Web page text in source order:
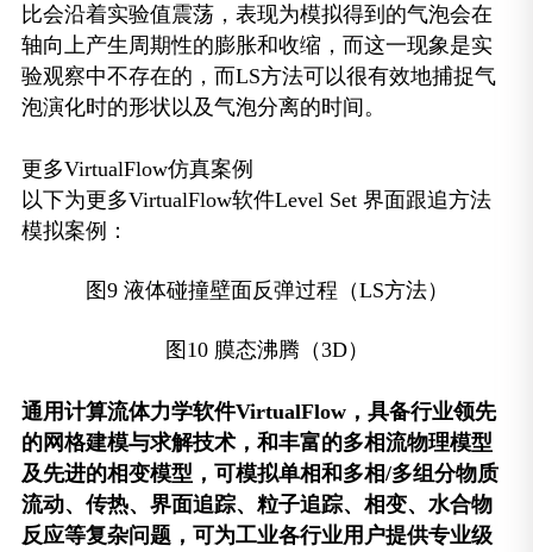
比会沿着实验值震荡，表现为模拟得到的气泡会在
轴向上产生周期性的膨胀和收缩，而这一现象是实
验观察中不存在的，而LS方法可以很有效地捕捉气
泡演化时的形状以及气泡分离的时间。
更多VirtualFlow仿真案例
以下为更多VirtualFlow软件Level Set 界面跟追方法
模拟案例：
图9 液体碰撞壁面反弹过程（LS方法）
图10 膜态沸腾（3D）
通用计算流体力学软件VirtualFlow，具备行业领先
的网格建模与求解技术，和丰富的多相流物理模型
及先进的相变模型，可模拟单相和多相/多组分物质
流动、传热、界面追踪、粒子追踪、相变、水合物
反应等复杂问题，可为工业各行业用户提供专业级